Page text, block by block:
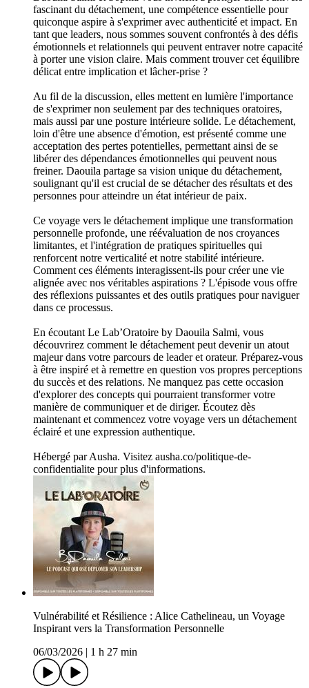
fascinant du détachement, une compétence essentielle pour
quiconque aspire à s'exprimer avec authenticité et impact. En
tant que leaders, nous sommes souvent confrontés à des défis
émotionnels et relationnels qui peuvent entraver notre capacité
à porter une vision claire. Mais comment trouver cet équilibre
délicat entre implication et lâcher-prise ?
Au fil de la discussion, elles mettent en lumière l'importance
de s'exprimer non seulement par des techniques oratoires,
mais aussi par une posture intérieure solide. Le détachement,
loin d'être une absence d'émotion, est présenté comme une
acceptation des pertes potentielles, permettant ainsi de se
libérer des dépendances émotionnelles qui peuvent nous
freiner. Daouila partage sa vision unique du détachement,
soulignant qu'il est crucial de se détacher des résultats et des
personnes pour atteindre un état intérieur de paix.
Ce voyage vers le détachement implique une transformation
personnelle profonde, une réévaluation de nos croyances
limitantes, et l'intégration de pratiques spirituelles qui
renforcent notre verticalité et notre stabilité intérieure.
Comment ces éléments interagissent-ils pour créer une vie
alignée avec nos véritables aspirations ? L'épisode vous offre
des réflexions puissantes et des outils pratiques pour naviguer
dans ce processus.
En écoutant Le Lab’Oratoire by Daouila Salmi, vous
découvrirez comment le détachement peut devenir un atout
majeur dans votre parcours de leader et orateur. Préparez-vous
à être inspiré et à remettre en question vos propres perceptions
du succès et des relations. Ne manquez pas cette occasion
d'explorer des concepts qui pourraient transformer votre
manière de communiquer et de diriger. Écoutez dès
maintenant et commencez votre voyage vers un détachement
éclairé et une expression authentique.
Hébergé par Ausha. Visitez ausha.co/politique-de-
confidentialite pour plus d'informations.
Vulnérabilité et Résilience : Alice Cathelineau, un Voyage
Inspirant vers la Transformation Personnelle
06/03/2026
1 h 27 min